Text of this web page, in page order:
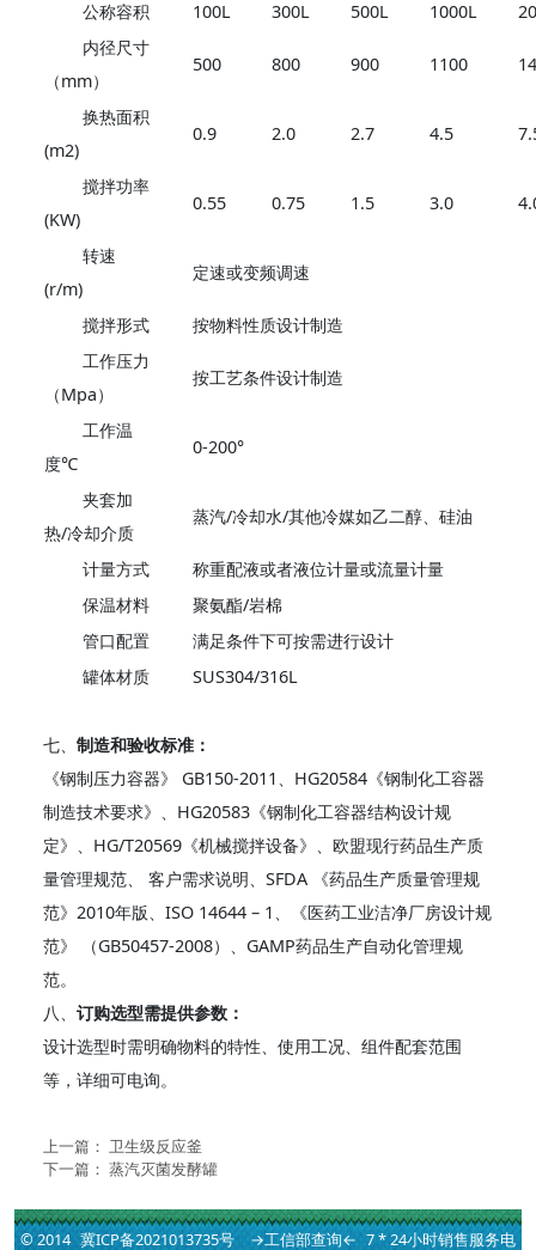
公称容积 100L 300L 500L 1000L
内径尺寸
（mm）
500 800 900 1100
换热面积
(m2)
0.9 2.0 2.7 4.5
搅拌功率
(KW)
0.55 0.75 1.5 3.0
转速
(r/m)
定速或变频调速
搅拌形式
按物料性质设计制造
工作压力
（Mpa）
按工艺条件设计制造
工作温
度℃
0-200°
夹套加
热/冷却介质
蒸汽/冷却水/其他冷媒如乙二醇、硅油
计量方式
称重配液或者液位计量或流量计量
保温材料
聚氨酯/岩棉
管口配置
满足条件下可按需进行设计
罐体材质
SUS304/316L
七、 制造和验收标准：
《钢制压力容器》 GB150-2011、HG20584《钢制化工容器
制造技术要求》、HG20583《钢制化工容器结构设计规
定》、HG/T20569《机械搅拌设备》、欧盟现行药品生产质
量管理规范、 客户需求说明、SFDA 《药品生产质量管理规
范》2010年版、ISO 14644 – 1、《医药工业洁净厂房设计规
范》 （GB50457-2008）、GAMP药品生产自动化管理规
范。
八、 订购选型需提供参数：
设计选型时需明确物料的特性、使用工况、组件配套范围
等，详细可电询。
上一篇： 卫生级反应釜
下一篇： 蒸汽灭菌发酵罐
© 2014 冀ICP备2021013735号 →工信部查询← 7 * 24小时销售服务电